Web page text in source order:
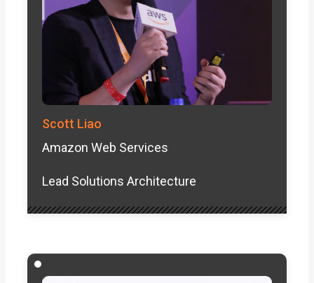
Scott Liao
Amazon Web Services
Lead Solutions Architecture